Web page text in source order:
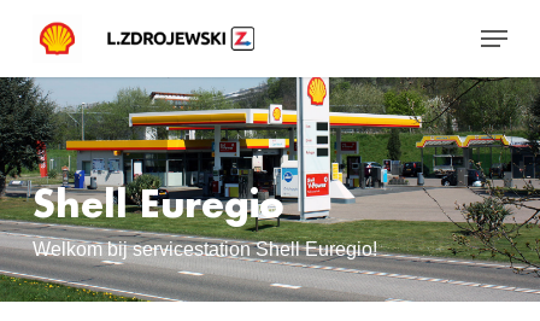
main
content
Menu
Shell Euregio
Welkom bij servicestation Shell Euregio!